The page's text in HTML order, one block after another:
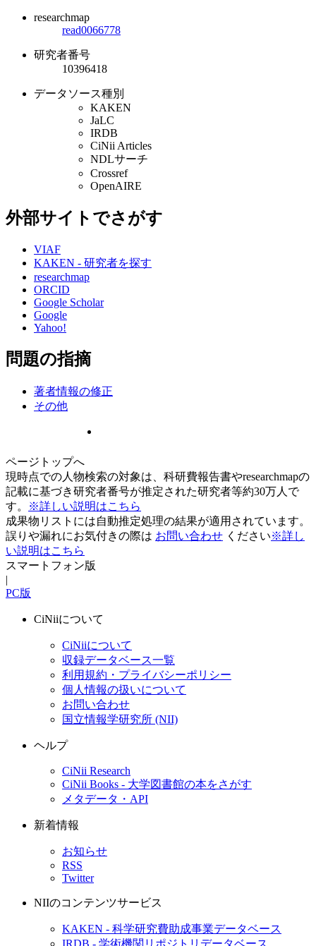
researchmap
read0066778
研究者番号
10396418
データソース種別
KAKEN
JaLC
IRDB
CiNii Articles
NDLサーチ
Crossref
OpenAIRE
外部サイトでさがす
VIAF
KAKEN - 研究者を探す
researchmap
ORCID
Google Scholar
Google
Yahoo!
問題の指摘
著者情報の修正
その他
ページトップへ
現時点での人物検索の対象は、科研費報告書やresearchmapの
記載に基づき研究者番号が推定された研究者等約30万人で
す。
※詳しい説明はこちら
成果物リストには自動推定処理の結果が適用されています。
誤りや漏れにお気付きの際は お問い合わせ ください※詳し
い説明はこちら
スマートフォン版
|
PC版
CiNiiについて
CiNiiについて
収録データベース一覧
利用規約・プライバシーポリシー
個人情報の扱いについて
お問い合わせ
国立情報学研究所 (NII)
ヘルプ
CiNii Research
CiNii Books - 大学図書館の本をさがす
メタデータ・API
新着情報
お知らせ
RSS
Twitter
NIIのコンテンツサービス
KAKEN - 科学研究費助成事業データベース